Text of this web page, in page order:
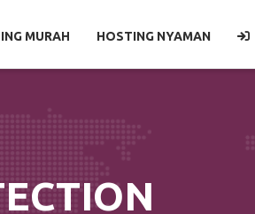
MURAH HOSTING NYAMAN